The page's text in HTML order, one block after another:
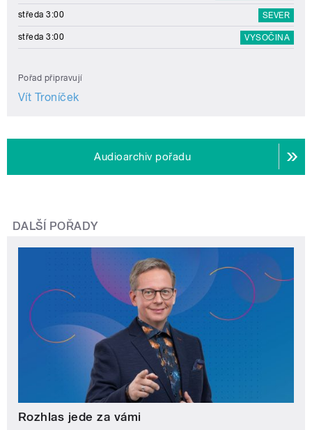
středa 3:00 SEVER
středa 3:00 VYSOČINA
Pořad připravují
Vít Troníček
Audioarchiv pořadu
DALŠÍ POŘADY
Rozhlas jede za vámi